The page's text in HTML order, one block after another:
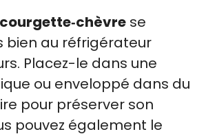
se
bien au réfrigérateur
Placez-le dans une
ou enveloppé dans du
pour préserver son
pouvez également le